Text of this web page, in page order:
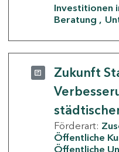
Investitionen
Beratung
Zukunft
Förderart:
Öffentliche
Öffentliche